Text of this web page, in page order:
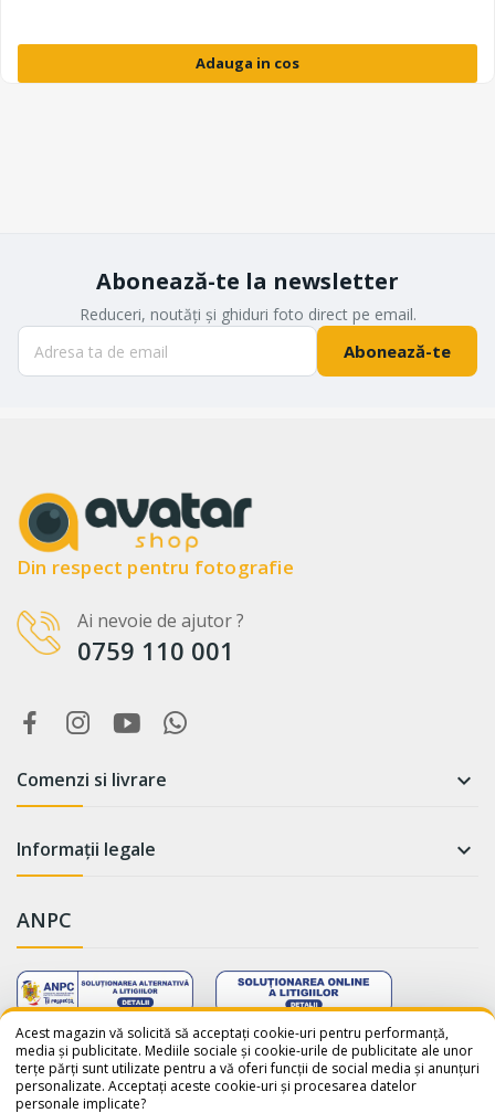
WhatsApp
Salut! Cum te putem ajuta? Scrie-
ne pe WhatsApp!
Adauga in cos
Abonează-te la newsletter
Reduceri, noutăți și ghiduri foto direct pe email.
Abonează-te
Din respect pentru fotografie
Ai nevoie de ajutor ?
0759 110 001
Comenzi si livrare 
Informații legale 
ANPC
Acest magazin vă solicită să acceptați cookie-uri pentru performanță,
media și publicitate. Mediile sociale și cookie-urile de publicitate ale unor
terțe părți sunt utilizate pentru a vă oferi funcții de social media și anunțuri
personalizate. Acceptați aceste cookie-uri și procesarea datelor
personale implicate?